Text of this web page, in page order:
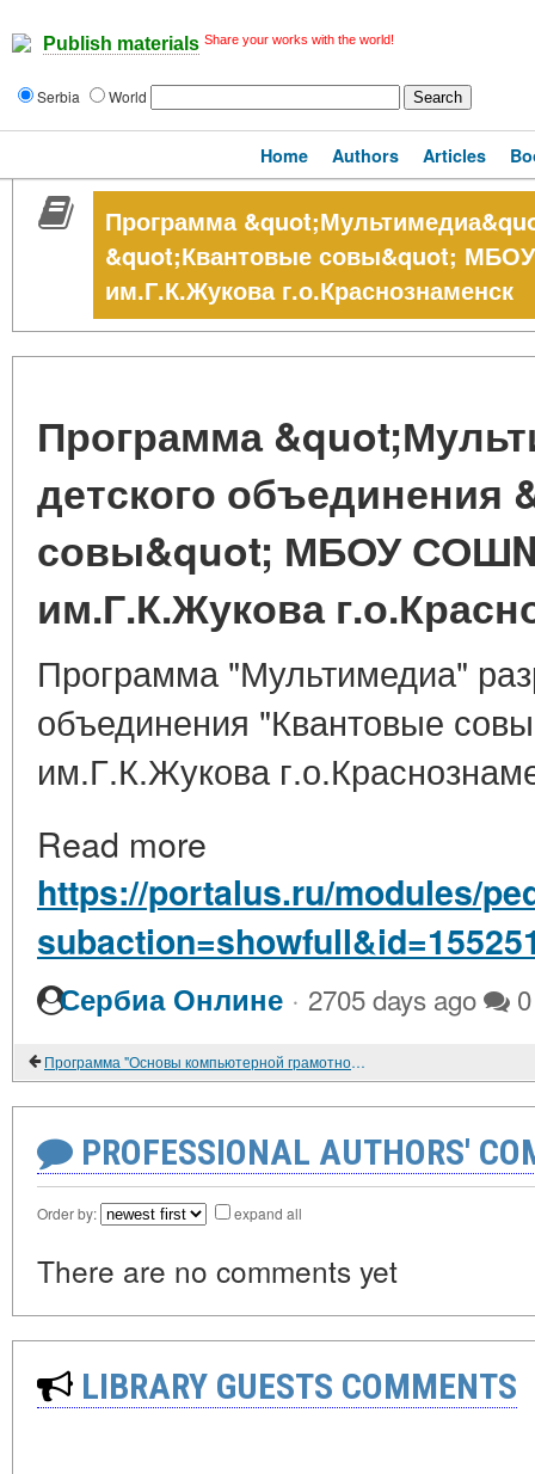
Publish materials Share your works with the world!
Serbia World
Home Authors Articles
Программа
&quot;Квантовые совы&quot;
им.Г.К.Жукова г.о.Краснознаменск
Программа
детского объединения
совы&quot; МБОУ
им.Г.К.Жукова
Программа "Мультимедиа"
объединения "Квантовые
им.Г.К.Жукова
Read more
https://portalus.ru/modules/
Сербиа Онлине · 2705 days ago 0
Программа "Основы компьютерной грамотности" детского объединения "Квантовые совы" МБОУ СОШ№4 с УИОП им.Г.К.Жукова г.о.Краснознаменск
PROFESSIONAL AUTHORS'
Order by: expand all
There are no comments yet
LIBRARY GUESTS COMMENTS